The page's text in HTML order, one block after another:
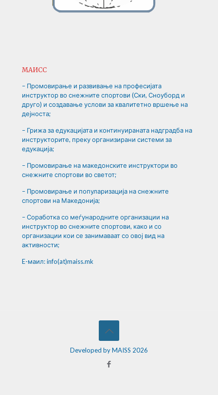
МАИСС
– Промовирање и развивање на професијата
инструктор во снежните спортови (Ски, Сноуборд и
друго) и создавање услови за квалитетно вршење на
дејноста;
– Грижа за едукацијата и континуираната надградба на
инструкторите, преку организирани системи за
едукација;
– Промовирање на македонските инструктори во
снежните спортови во светот;
– Промовирање и популаризација на снежните
спортови на Македонија;
– Соработка со меѓународните организации на
инструктор во снежните спортови, како и со
организации кои се занимаваат со овој вид на
активности;
E-маил: info(at)maiss.mk
Developed by MAISS 2026